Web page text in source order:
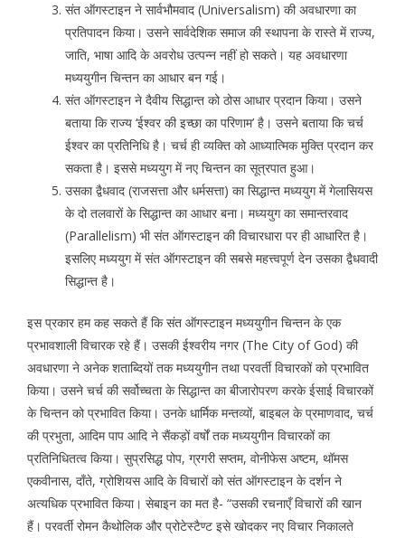
संत ऑगस्टाइन ने सार्वभौमवाद (Universalism) की अवधारणा का
प्रतिपादन किया। उसने सार्वदेशिक समाज की स्थापना के रास्ते में राज्य,
जाति, भाषा आदि के अवरोध उत्पन्न नहीं हो सकते। यह अवधारणा
मध्ययुगीन चिन्तन का आधार बन गई।
संत ऑगस्टाइन ने दैवीय सिद्धान्त को ठोस आधार प्रदान किया। उसने
बताया कि राज्य ‘ईश्वर की इच्छा का परिणाम’ है। उसने बताया कि चर्च
ईश्वर का प्रतिनिधि है। चर्च ही व्यक्ति को आध्यात्मिक मुक्ति प्रदान कर
सकता है। इससे मध्ययुग में नए चिन्तन का सूत्रपात हुआ।
उसका द्वैधवाद (राजसत्ता और धर्मसत्ता) का सिद्धान्त मध्ययुग में गेलासियस
के दो तलवारों के सिद्धान्त का आधार बना। मध्ययुग का समान्तरवाद
(Parallelism) भी संत ऑगस्टाइन की विचारधारा पर ही आधारित है।
इसलिए मध्ययुग में संत ऑगस्टाइन की सबसे महत्त्वपूर्ण देन उसका द्वैधवादी
सिद्धान्त है।
इस प्रकार हम कह सकते हैं कि संत ऑगस्टाइन मध्ययुगीन चिन्तन के एक
प्रभावशाली विचारक रहे हैं। उसकी ईश्वरीय नगर (The City of God) की
अवधारणा ने अनेक शताब्दियों तक मध्ययुगीन तथा परवर्ती विचारकों को प्रभावित
किया। उसने चर्च की सर्वोच्चता के सिद्धान्त का बीजारोपरण करके ईसाई विचारकों
के चिन्तन को प्रभावित किया। उनके धार्मिक मन्तव्यों, बाइबल के प्रमाणवाद, चर्च
की प्रभुता, आदिम पाप आदि ने सैंकड़ों वर्षों तक मध्ययुगीन विचारकों का
प्रतिनिधितत्व किया। सुप्रसिद्ध पोप, ग्रगरी सप्तम, वोनीफेस अष्टम, थॉमस
एकवीनास, दाँते, ग्रोशियस आदि के विचारों को संत ऑगस्टाइन के दर्शन ने
अत्यधिक प्रभावित किया। सेबाइन का मत है- “उसकी रचनाएँ विचारों की खान
हैं। परवर्ती रोमन कैथोलिक और प्रोटेस्टैण्ट इसे खोदकर नए विचार निकालते